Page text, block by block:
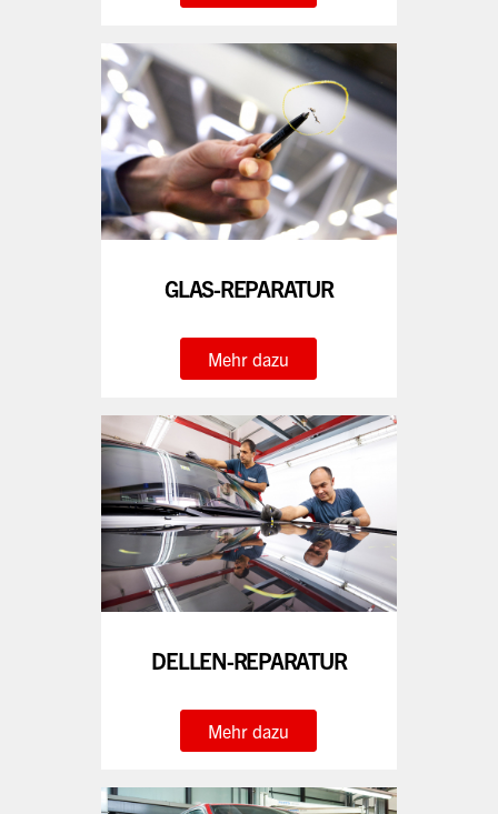
GLAS-REPARATUR
Mehr dazu
DELLEN-REPARATUR
Mehr dazu